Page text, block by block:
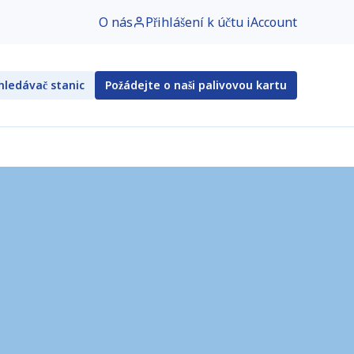
O nás Přihlášení k účtu iAccount
stanic Požádejte o naši palivovou kartu